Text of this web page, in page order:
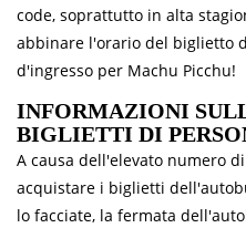
code, soprattutto in alta
abbinare l'orario del biglietto
d'ingresso per Machu Picchu!
INFORMAZIONI
BIGLIETTI DI
A causa dell'elevato numero
acquistare i biglietti
lo facciate, la fermata